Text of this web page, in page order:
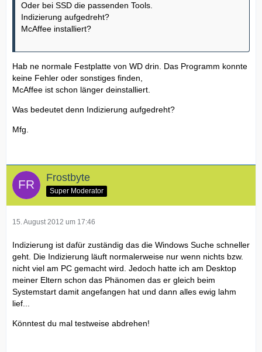
Oder bei SSD die passenden Tools.
Indizierung aufgedreht?
McAffee installiert?
Hab ne normale Festplatte von WD drin. Das Programm konnte
keine Fehler oder sonstiges finden,
McAffee ist schon länger deinstalliert.
Was bedeutet denn Indizierung aufgedreht?
Mfg.
Frostbyte
Super Moderator
15. August 2012 um 17:46
Indizierung ist dafür zuständig das die Windows Suche schneller
geht. Die Indizierung läuft normalerweise nur wenn nichts bzw.
nicht viel am PC gemacht wird. Jedoch hatte ich am Desktop
meiner Eltern schon das Phänomen das er gleich beim
Systemstart damit angefangen hat und dann alles ewig lahm
lief...
Könntest du mal testweise abdrehen!